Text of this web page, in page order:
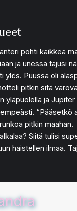
pohti kaikkea
ja unessa tajusi
ylös. Puussa oli
pitkin sitä
yläpuolella ja
“Pääsetkö
pitkin maahan.
Siitä tulisi
haistellen ilmaa.